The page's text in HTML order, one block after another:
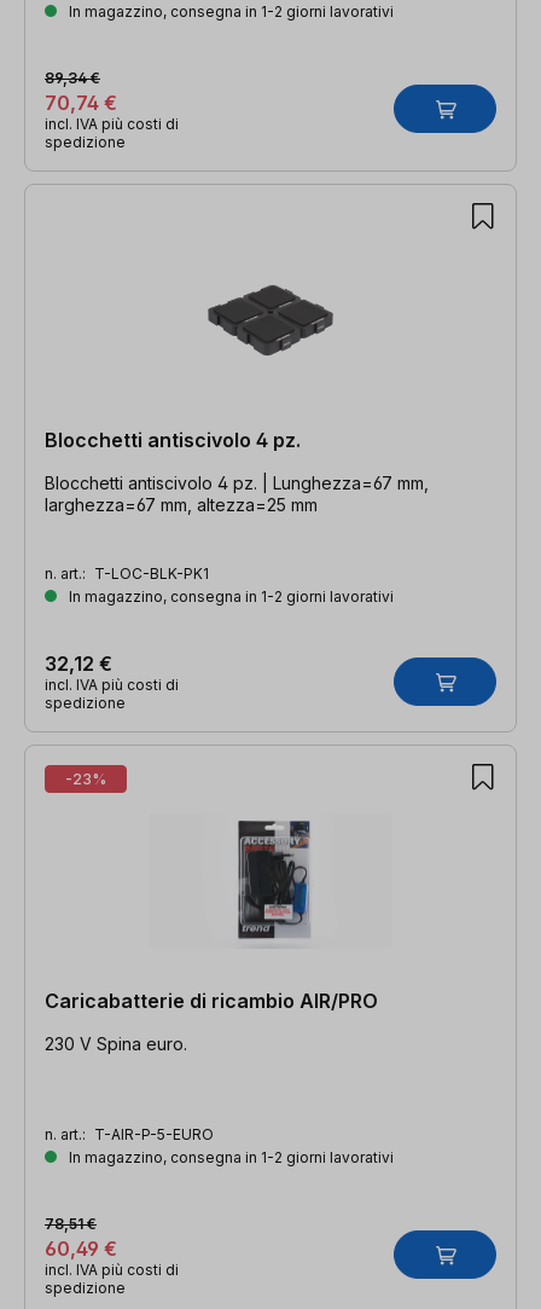
In magazzino, consegna in 1-2 giorni lavorativi
70,74 €
89,34 €
incl. IVA più costi di
spedizione
Blocchetti antiscivolo 4 pz.
Blocchetti antiscivolo 4 pz. | Lunghezza=67 mm,
larghezza=67 mm, altezza=25 mm
n. art.: T-LOC-BLK-PK1
In magazzino, consegna in 1-2 giorni lavorativi
32,12 €
incl. IVA più costi di
spedizione
-23%
Caricabatterie di ricambio AIR/PRO
230 V Spina euro.
n. art.: T-AIR-P-5-EURO
In magazzino, consegna in 1-2 giorni lavorativi
60,49 €
78,51 €
incl. IVA più costi di
spedizione